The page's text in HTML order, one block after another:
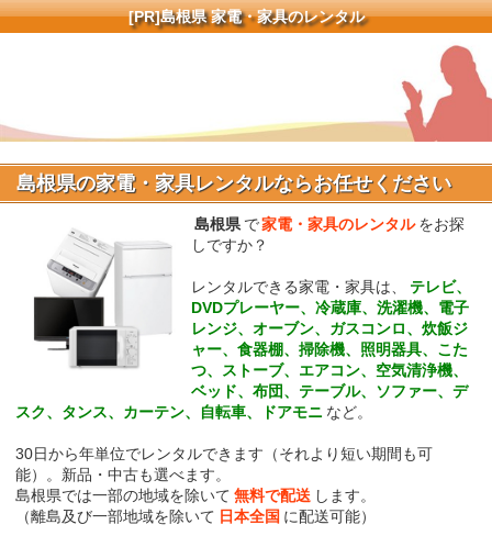
[PR]島根県 家電・家具のレンタル
島根県の家電・家具レンタルならお任せください
島根県 で家電・家具のレンタル をお探
しですか？
レンタルできる家電・家具は、
テレビ、
DVDプレーヤー、冷蔵庫、洗濯機、電子
レンジ、オーブン、ガスコンロ、炊飯ジ
ャー、食器棚、掃除機、照明器具、こた
つ、ストーブ、エアコン、空気清浄機、
ベッド、布団、テーブル、ソファー、デ
スク、タンス、カーテン、自転車、ドアモニ など。
30日から年単位でレンタルできます（それより短い期間も可
能）。新品・中古も選べます。
島根県では一部の地域を除いて 無料で配送 します。
（離島及び一部地域を除いて 日本全国 に配送可能）